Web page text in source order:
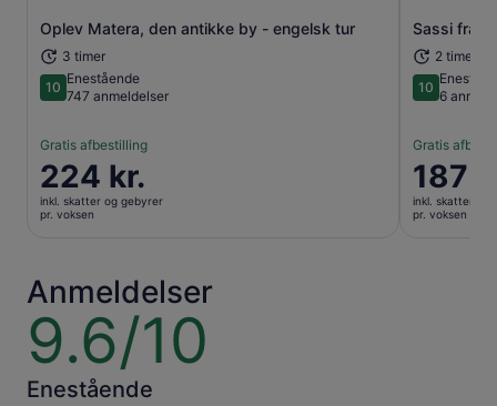
Oplev Matera, den antikke by - engelsk tur
3 timer
1010 ud af 10
Enestående
747 anmeldelser
Gratis afbestilling
Prisen
er
224 kr.
224 kr.
inkl. skatter og gebyrer
pr. voksen
Åbner i en ny fane Sassi fra
2 timer
1010 ud af 10
6
Gratis
Prisen
er
187 kr.
187
inkl. skatter og
pr. voksen
Anmeldelser
9.6/10
9.6
ud
af
10
Enestående